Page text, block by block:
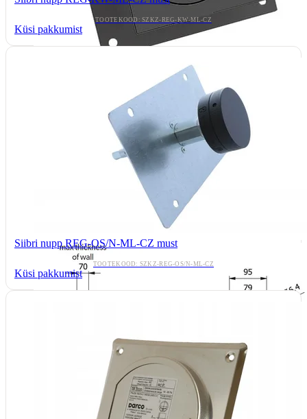
TOOTEKOOD: SZKZ-REG-KW-ML-CZ
Küsi pakkumist
Siibri nupp REG-OS/N-ML-CZ must
TOOTEKOOD: SZKZ-REG-OS/N-ML-CZ
Küsi pakkumist